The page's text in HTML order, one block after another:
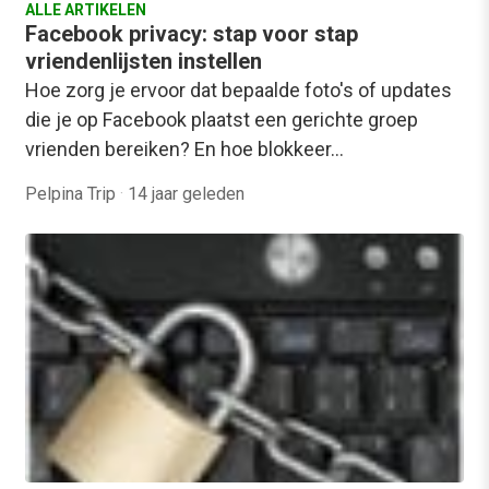
ALLE ARTIKELEN
Facebook privacy: stap voor stap
vriendenlijsten instellen
Hoe zorg je ervoor dat bepaalde foto's of updates
die je op Facebook plaatst een gerichte groep
vrienden bereiken? En hoe blokkeer…
Pelpina Trip · 14 jaar geleden